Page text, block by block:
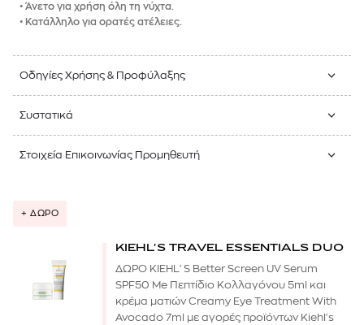
• Άνετο για χρήση όλη τη νύχτα.
• Κατάλληλο για ορατές ατέλειες.
Οδηγίες Χρήσης & Προφύλαξης
Συστατικά
Στοιχεία Επικοινωνίας Προμηθευτή
+ ΔΩΡΟ
KIEHL'S TRAVEL ESSENTIALS DUO
ΔΩΡΟ KIEHL'S Better Screen UV Serum
SPF50 Me Πεπτίδιο Κολλαγόνου 5ml και
κρέμα ματιών Creamy Eye Treatment With
Avocado 7ml με αγορές προϊόντων Kiehl's